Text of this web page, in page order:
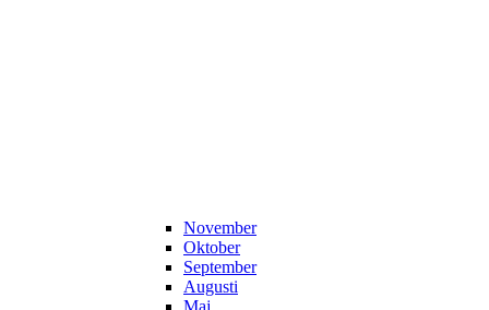
November
Oktober
September
Augusti
Maj